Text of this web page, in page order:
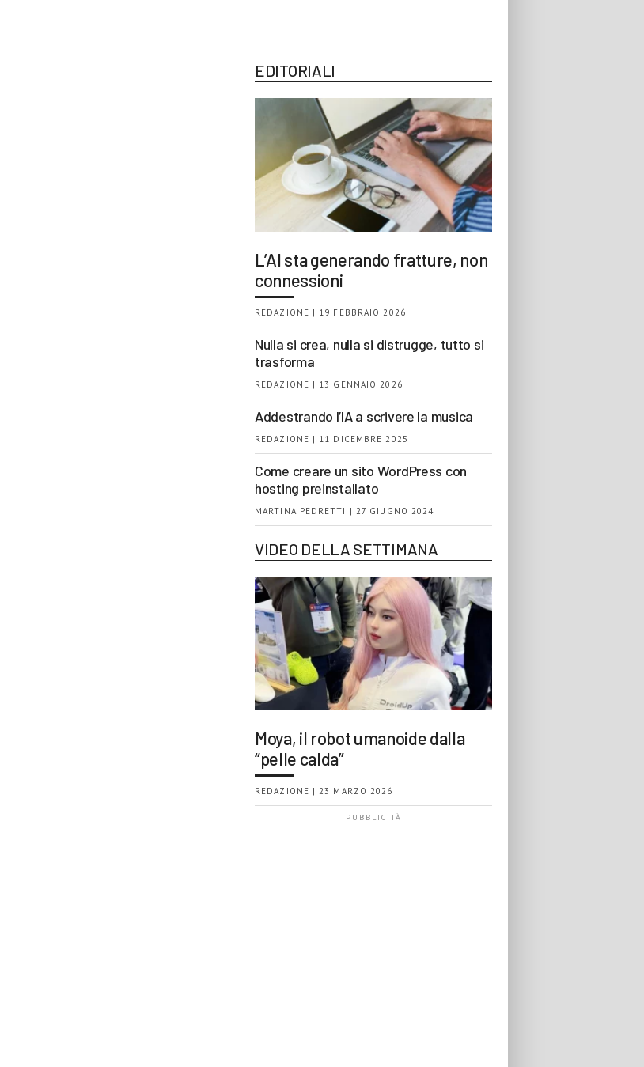
EDITORIALI
L’AI sta generando fratture, non
connessioni
REDAZIONE | 19 FEBBRAIO 2026
Nulla si crea, nulla si distrugge, tutto si
trasforma
REDAZIONE | 13 GENNAIO 2026
Addestrando l’IA a scrivere la musica
REDAZIONE | 11 DICEMBRE 2025
Come creare un sito WordPress con
hosting preinstallato
MARTINA PEDRETTI | 27 GIUGNO 2024
VIDEO DELLA SETTIMANA
Moya, il robot umanoide dalla
“pelle calda”
REDAZIONE | 23 MARZO 2026